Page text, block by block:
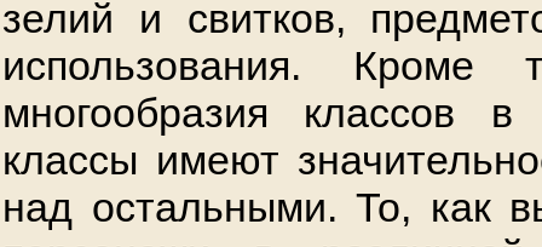
зелий и свитков,
использования. Кроме
многообразия классов
классы имеют
над остальными. То, как